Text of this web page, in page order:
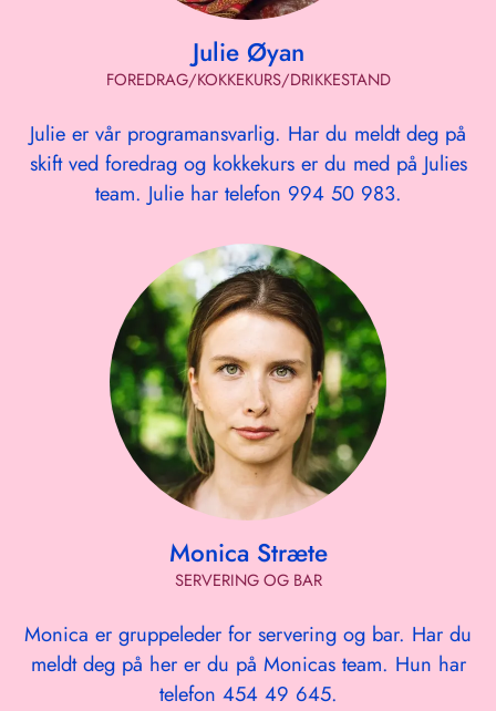
Julie Øyan
FOREDRAG/KOKKEKURS/DRIKKESTAND
Julie er vår programansvarlig. Har du meldt deg på
skift ved foredrag og kokkekurs er du med på Julies
team. Julie har telefon 994 50 983.
Monica Stræte
SERVERING OG BAR
Monica er gruppeleder for servering og bar. Har du
meldt deg på her er du på Monicas team. Hun har
telefon 454 49 645.